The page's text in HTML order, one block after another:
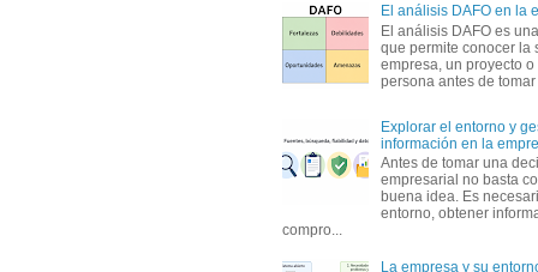
El análisis DAFO en la
El análisis DAFO es
que permite conocer la
empresa, un proyecto
persona antes de
Explorar el entorno y
información en la
Antes de tomar una
empresarial no basta
buena idea. Es
entorno, obtener
compro...
La empresa y su